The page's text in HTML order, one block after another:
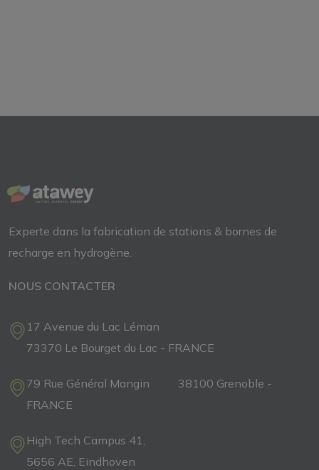
Experte dans la fabrication de stations & bornes de
recharge en hydrogène.
NOUS CONTACTER
17 Avenue du Lac Léman
73370 Le Bourget du Lac - FRANCE
79 Rue Général Mangin 38100 Grenoble -
FRANCE
High Tech Campus 41,
5656 AE, Eindhoven